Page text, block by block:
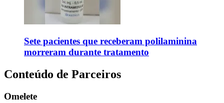
Sete pacientes que receberam polilaminina
morreram durante tratamento
Conteúdo de Parceiros
Omelete